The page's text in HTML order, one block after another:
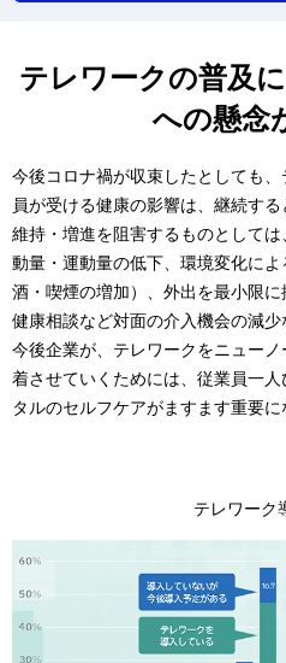
テレワークの普及
への懸念
今後コロナ禍が収束したとしても
員が受ける健康の影響は、継続す
維持・増進を阻害するものとして
動量・運動量の低下、環境変化に
酒・喫煙の増加）、外出を最小限
健康相談など対面の介入機会の減少
今後企業が、テレワークをニュー
着させていくためには、従業員一
タルのセルフケアがますます重要に
テレワーク